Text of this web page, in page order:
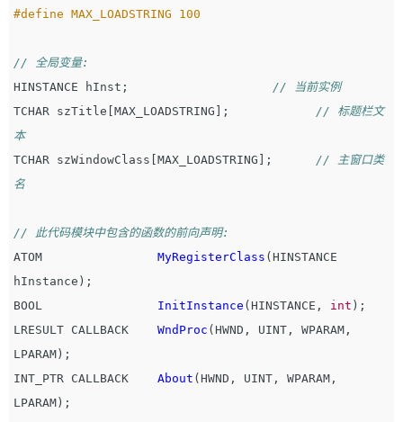
// 全局变量:
HINSTANCE
hInst ;
// 当前实例
TCHAR szTitle MAX_LOADSTRING ];
// 标题栏文
本
TCHAR szWindowClass MAX_LOADSTRING ];
// 主窗口类
名
// 此代码模块中包含的函数的前向声明:
ATOM
MyRegisterClass ( HINSTANCE
hInstance );
BOOL
InitInstance ( HINSTANCE , int );
LRESULT CALLBACK WndProc ( HWND , UINT , WPARAM ,
LPARAM );
INT_PTR CALLBACK About ( HWND , UINT , WPARAM ,
LPARAM );